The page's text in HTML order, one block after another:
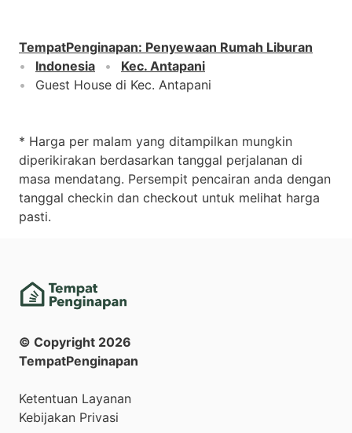
TempatPenginapan: Penyewaan Rumah Liburan
Indonesia
Kec. Antapani
Guest House di Kec. Antapani
* Harga per malam yang ditampilkan mungkin
diperikirakan berdasarkan tanggal perjalanan di
masa mendatang. Persempit pencairan anda dengan
tanggal checkin dan checkout untuk melihat harga
pasti.
© Copyright 2026
TempatPenginapan
Ketentuan Layanan
Kebijakan Privasi